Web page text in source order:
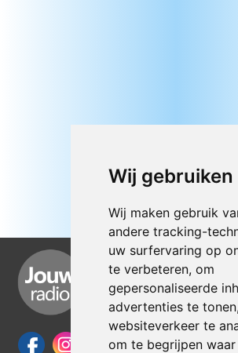
Wij
Wij maken gebruik
andere tracking-
uw surfervaring op
te verbeteren, om
gepersonaliseerde
advertenties te
websiteverkeer te
om te begrijpen